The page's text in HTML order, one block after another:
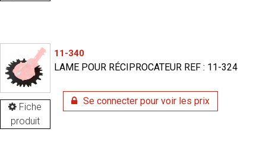
Fiche
produit
11-340
LAME POUR RÉCIPROCATEUR REF : 11-324
Se connecter pour voir les prix